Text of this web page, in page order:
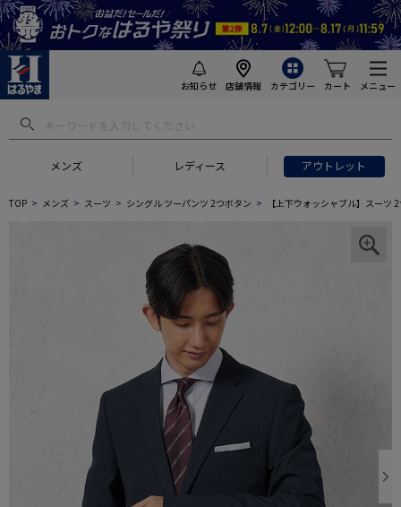
お知らせ 店舗情報 カテゴリー カート メニュー
メンズ レディース アウトレット
TOP メンズ スーツ シングル ツーパンツ 2つボタン 【上下ウォッシャブル】スーツ